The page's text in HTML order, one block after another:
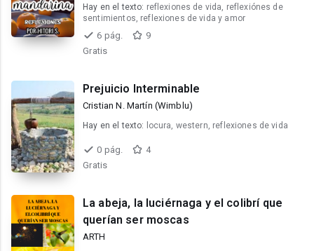
Hay en el texto: reflexiones de vida, reflexiónes de
sentimientos, reflexiones de vida y amor
6 pág.
9
Gratis
Prejuicio Interminable
Cristian N. Martín (Wimblu)
Hay en el texto: locura, western, reflexiones de vida
0 pág.
4
Gratis
La abeja, la luciérnaga y el colibrí que
querían ser moscas
ARTH